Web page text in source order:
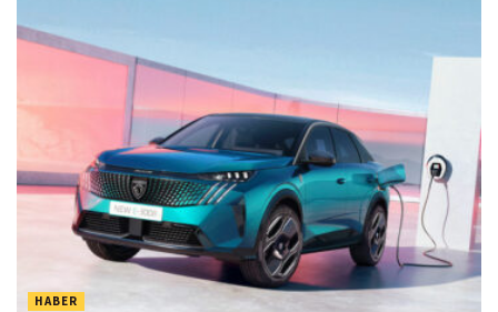
HABER